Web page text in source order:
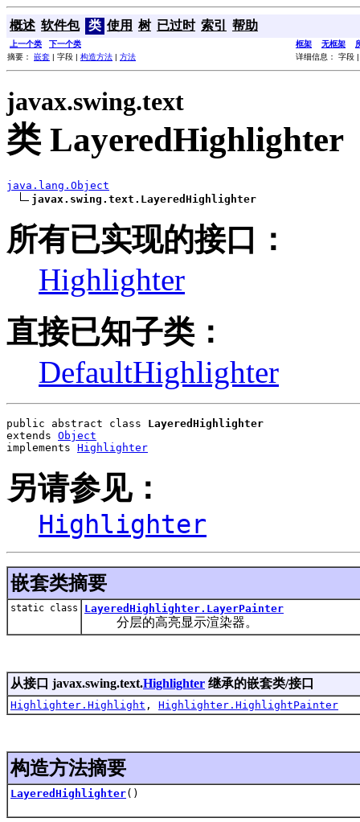
概述 软件包 类 使用 树 已过时 索引 帮助
上一个类 下一个类 框架 无框架
摘要： 嵌套 | 字段 | 构造方法 | 方法 详细信息： 字段
javax.swing.text
类 LayeredHighlighter
java.lang.Object
javax.swing.text.LayeredHighlighter
所有已实现的接口：
Highlighter
直接已知子类：
DefaultHighlighter
public abstract class LayeredHighlighter
extends Object
implements Highlighter
另请参见：
Highlighter
嵌套类摘要
static class LayeredHighlighter.LayerPainter
分层的高亮显示渲染器。
从接口 javax.swing.text.Highlighter 继承的嵌套类/接口
Highlighter.Highlight , Highlighter.HighlightPainter
构造方法摘要
LayeredHighlighter()